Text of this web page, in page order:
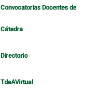
Convocatorias Docentes de
Cátedra
Directorio
TdeAVirtual